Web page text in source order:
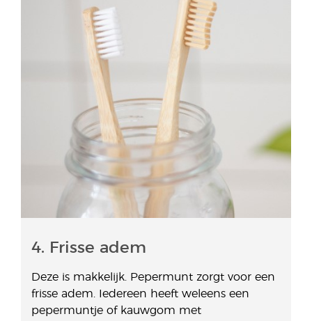
4. Frisse adem
Deze is makkelijk. Pepermunt zorgt voor een
frisse adem. Iedereen heeft weleens een
pepermuntje of kauwgom met